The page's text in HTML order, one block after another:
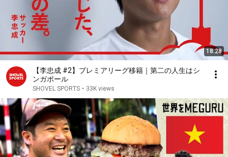
18:28
【李忠成 #2】プレミアリーグ移籍｜第二の人生はシ
ンガポール
SHOVEL SPORTS • 33K views